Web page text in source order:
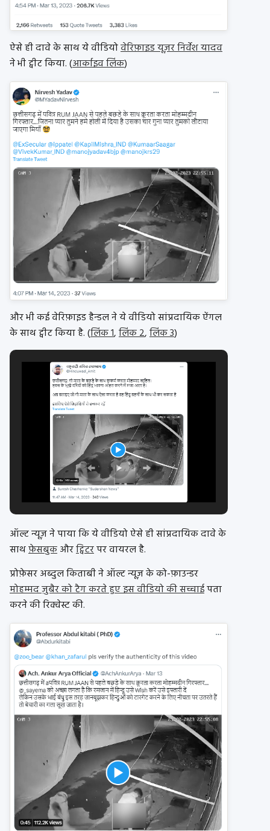
ऐसे ही दावे के साथ ये वीडियोवेरिफ़ाइड यूज़र निर्वेश यादव
ने भी ट्वीट किया. (आर्काइव लिंक)
और भी कई वेरिफ़ाइड हैन्डल ने ये वीडियो सांप्रदायिक ऐंगल
के साथ ट्वीट किया है. (लिंक 1,लिंक 2,लिंक 3)
ऑल्ट न्यूज़ ने पाया कि ये वीडियो ऐसे ही सांप्रदायिक दावे के
साथफ़ेसबुकऔरट्विटरपर वायरल है.
प्रोफ़ेसर अब्दुल किताबी ने ऑल्ट न्यूज़ के को-फ़ाउन्डर
मोहम्मद ज़ुबैर को टैग करते हुए इस वीडियो की सच्चाईपता
करने की रिक्वेस्ट की.